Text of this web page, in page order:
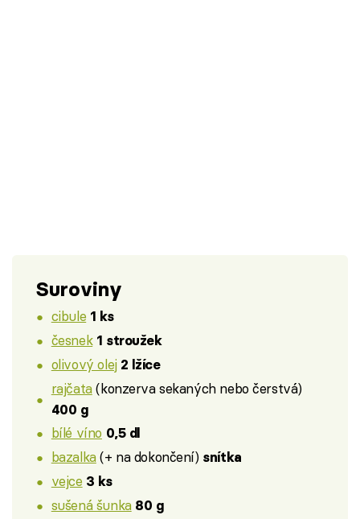
Suroviny
cibule 1 ks
česnek 1 stroužek
olivový olej 2 lžíce
rajčata(konzerva sekaných nebo čerstvá)
400 g
bílé víno 0,5 dl
bazalka(+ na dokončení) snítka
vejce 3 ks
sušená šunka 80 g